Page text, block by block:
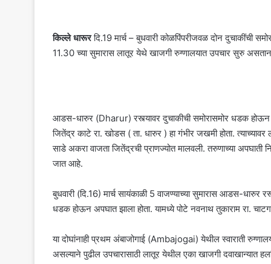
किल्ले धारूरदि.19 मार्च – बुधवारी कोळपिंपरीजवळ दोन दुचाकींची
11.30 च्या सुमारास लातूर येथे खाजगी रुग्णालयात उपचार सुरु
आडस-धारुर (Dharur) रस्त्यावर दुचाकीची समोरासमोर धडक
जितेंद्र काटे रा. खोडस ( ता. धारुर ) हा गंभीर जखमी होता.
साडे अकरा वाजता जितेंद्रची प्राणज्योत मालवली. तरुणाच्या
जात आहे.
बुधवारी (दि.16) मार्च सायंकाळी 5 वाजण्याच्या सुमारास आडस-धारुर
धडक होऊन अपघात झाला होता. यामध्ये पोटे नवनाथ तुकाराम रा.
या दोघांनाही प्रथम अंबाजोगाई (Ambajogai) येथील स्वाराती
असल्याने पुढील उपचारासाठी लातूर येथील एका खाजगी दवाखान्यात